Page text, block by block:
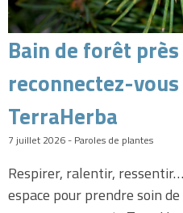
Bain de forêt
reconnectez-
TerraHerba
7 juillet 2026 - Paroles de plantes
Respirer, ralentir,
espace pour prendre soin